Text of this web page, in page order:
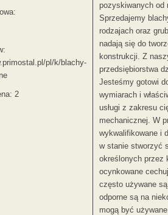
pl/k/blachy-
2
pozyskiwanych od
Sprzedajemy
rodzajach oraz
nadają się do
konstrukcji. Z
przedsiębiorstwa
Jesteśmy gotowi
wymiarach i
usługi z zakresu
mechanicznej. W
wykwalifikowane i
w stanie stworzyć
określonych przez
ocynkowane
często używane
odporne są na
mogą być